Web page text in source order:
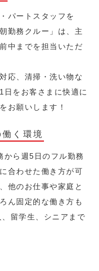
パートスタッフを
勤務クルー」は、主
中までを担当いただ
応、清掃・洗い物な
日をお客さまに快適に
お願いします！
く環境
から週5日のフル勤務
合わせた働き方が可
他のお仕事や家庭と
ん固定的な働き方も
留学生、シニアまで